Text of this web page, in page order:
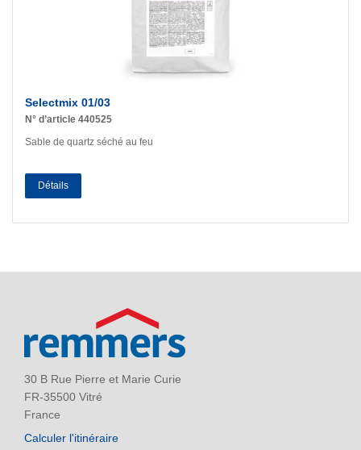
Selectmix 01/03
N° d’article 440525
Sable de quartz séché au feu
Détails
30 B Rue Pierre et Marie Curie
FR-35500 Vitré
France
Calculer l'itinéraire